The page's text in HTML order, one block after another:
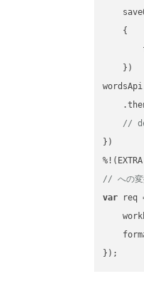
    {
    })
//
})
%!(EXTRA
// への変
var req